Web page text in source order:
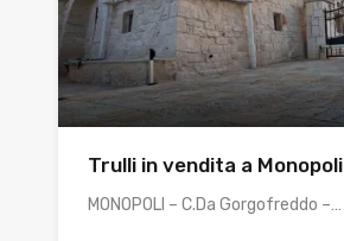
Trulli in vendita a Monopoli
MONOPOLI – C.Da Gorgofreddo –…